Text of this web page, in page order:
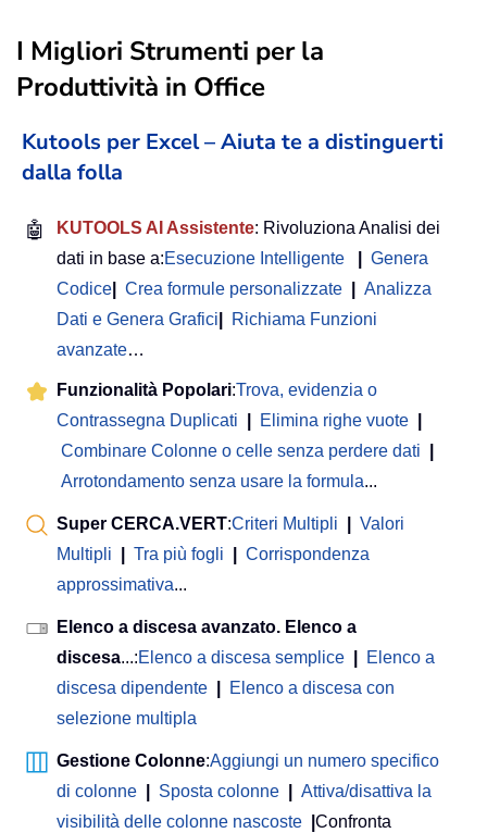
I Migliori Strumenti per la
Produttività in Office
Kutools per Excel – Aiuta te a distinguerti
dalla folla
🤖 KUTOOLS AI Assistente: Rivoluziona Analisi dei
dati in base a:Esecuzione Intelligente
Genera
Codice
Crea formule personalizzate
Analizza
Dati e Genera Grafici
Richiama Funzioni
avanzate…
Funzionalità Popolari:Trova, evidenzia o
Contrassegna Duplicati
Elimina righe vuote
Combinare Colonne o celle senza perdere dati
Arrotondamento senza usare la formula...
Super CERCA.VERT:Criteri Multipli
Valori
Multipli
Tra più fogli
Corrispondenza
approssimativa...
Elenco a discesa avanzato. Elenco a
discesa...:Elenco a discesa semplice
Elenco a
discesa dipendente
Elenco a discesa con
selezione multipla
Gestione Colonne:Aggiungi un numero specifico
di colonne
Sposta colonne
Attiva/disattiva la
visibilità delle colonne nascoste
Confronta